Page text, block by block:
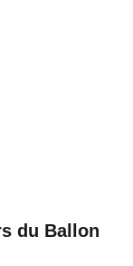
du Ballon